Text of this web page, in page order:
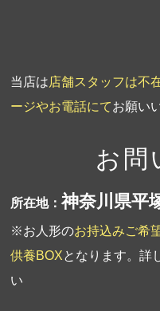
当店は店舗スタッフは不
ージやお電話にてお願い
お問
所在地：神奈川県平
※お人形のお持込みご希
供養BOXとなります。詳
い